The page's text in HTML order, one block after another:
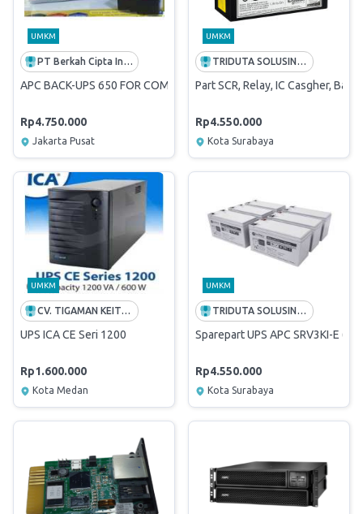
UMKM
PT Berkah Cipta Indo
APC BACK-UPS 650 FOR COMPUTER
Rp4.750.000
Jakarta Pusat
UMKM
TRIDUTA SOLUSINDO COMPUTAMA
Part SCR, Relay, IC Casgher,
Rp4.550.000
Kota Surabaya
UMKM
CV. TIGAMAN KEITARO
UPS ICA CE Seri 1200
Rp1.600.000
Kota Medan
UMKM
TRIDUTA SOLUSINDO COMPUTAMA
Sparepart UPS APC SRV3KI-E
Rp4.550.000
Kota Surabaya